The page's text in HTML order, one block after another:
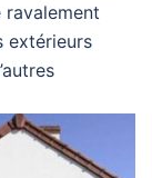
extérieurs